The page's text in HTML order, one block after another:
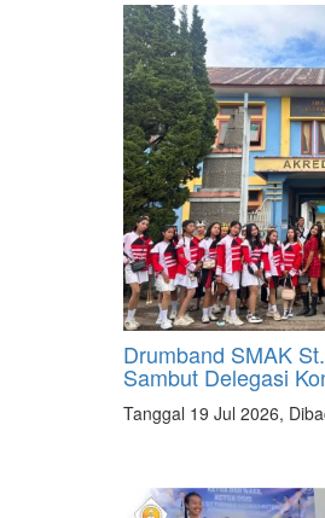
Drumband SMAK
Sambut Delegasi
Tanggal 19 Jul 2026,